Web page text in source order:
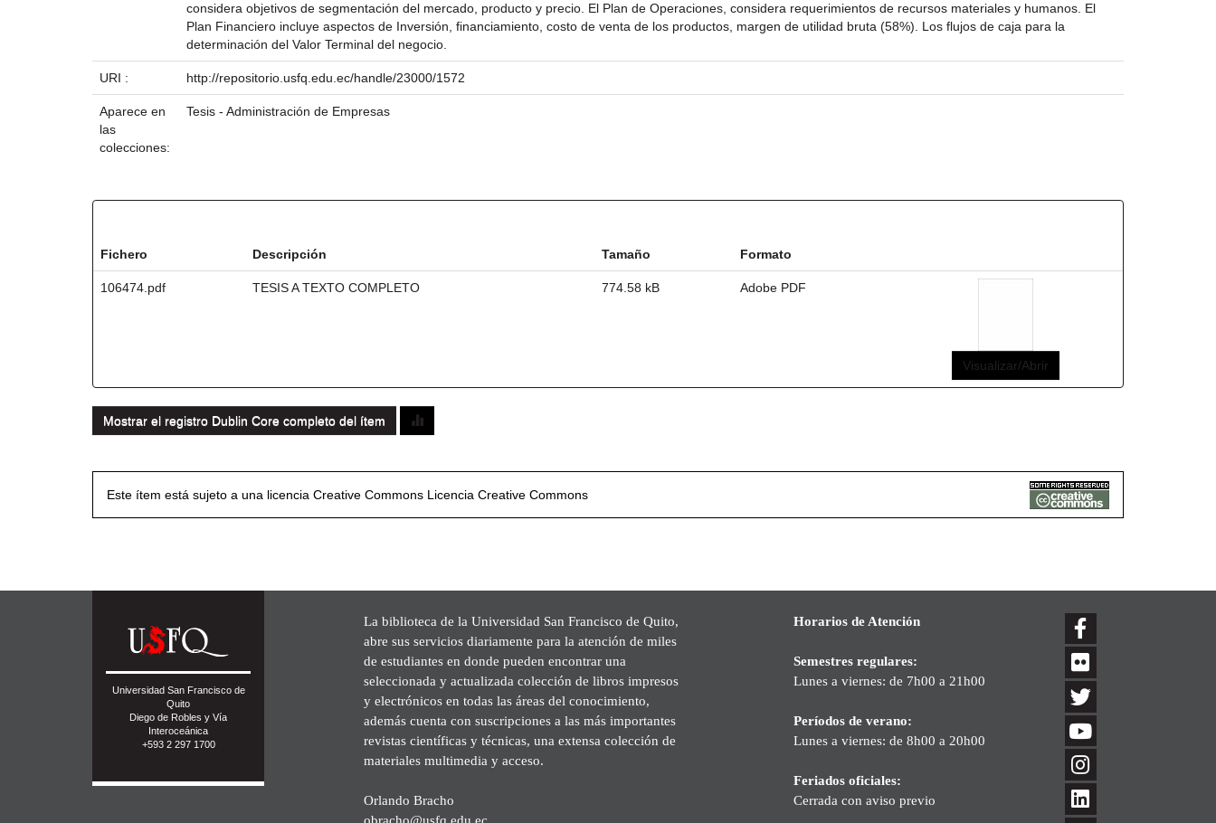
considera objetivos de segmentación del mercado, producto y precio. El Plan de Operaciones, considera requerimientos de recursos materiales y humanos. El
Plan Financiero incluye aspectos de Inversión, financiamiento, costo de venta de los productos, margen de utilidad bruta (58%). Los flujos de caja para la
determinación del Valor Terminal del negocio.
URI : http://repositorio.usfq.edu.ec/handle/23000/1572
Aparece en
las
colecciones:
Tesis - Administración de Empresas
Fichero Descripción Tamaño Formato
106474.pdf TESIS A TEXTO COMPLETO 774.58 kB Adobe PDF
Visualizar/Abrir
Mostrar el registro Dublin Core completo del ítem
Este ítem está sujeto a una licencia Creative Commons Licencia Creative Commons
Universidad San Francisco de
Quito
Diego de Robles y Vía
Interoceánica
+593 2 297 1700
La biblioteca de la Universidad San Francisco de Quito,
abre sus servicios diariamente para la atención de miles
de estudiantes en donde pueden encontrar una
seleccionada y actualizada colección de libros impresos
y electrónicos en todas las áreas del conocimiento,
además cuenta con suscripciones a las más importantes
revistas científicas y técnicas, una extensa colección de
materiales multimedia y acceso.
Orlando Bracho
obracho@usfq.edu.ec
Horarios de Atención
Semestres regulares:
Lunes a viernes: de 7h00 a 21h00
Períodos de verano:
Lunes a viernes: de 8h00 a 20h00
Feriados oficiales:
Cerrada con aviso previo